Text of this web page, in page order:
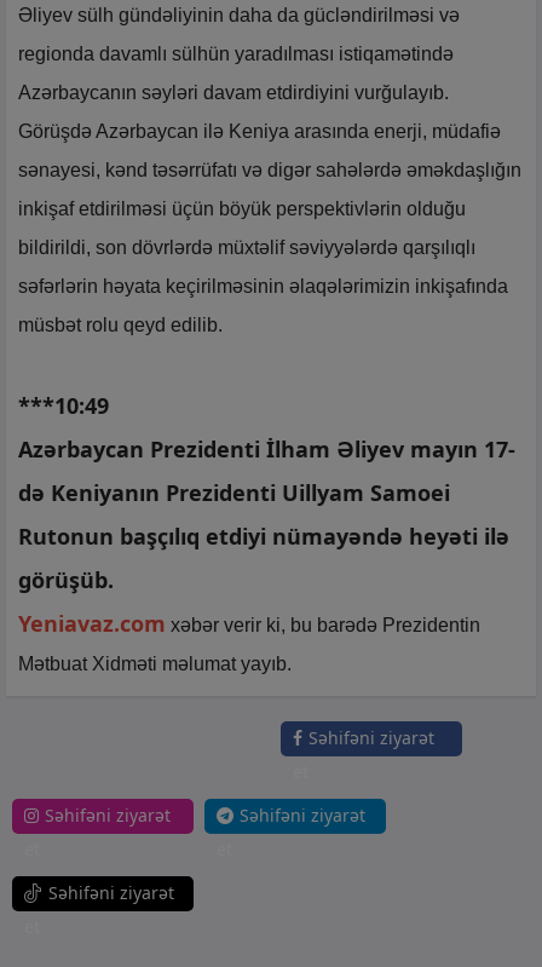
Əliyev sülh gündəliyinin daha da gücləndirilməsi və
regionda davamlı sülhün yaradılması istiqamətində
Azərbaycanın səyləri davam etdirdiyini vurğulayıb.
Görüşdə Azərbaycan ilə Keniya arasında enerji, müdafiə
sənayesi, kənd təsərrüfatı və digər sahələrdə əməkdaşlığın
inkişaf etdirilməsi üçün böyük perspektivlərin olduğu
bildirildi, son dövrlərdə müxtəlif səviyyələrdə qarşılıqlı
səfərlərin həyata keçirilməsinin əlaqələrimizin inkişafında
müsbət rolu qeyd edilib.
***10:49
Azərbaycan Prezidenti İlham Əliyev mayın 17-
də Keniyanın Prezidenti Uillyam Samoei
Rutonun başçılıq etdiyi nümayəndə heyəti ilə
görüşüb.
Yeniavaz.com xəbər verir ki, bu barədə Prezidentin
Mətbuat Xidməti məlumat yayıb.
Səhifəni ziyarət
Səhifəni ziyarət
Səhifəni ziyarət
Səhifəni ziyarət